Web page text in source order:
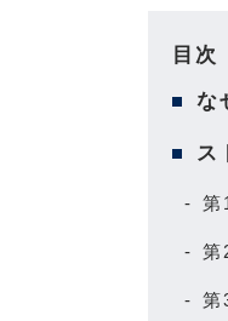
目次
な
ス
第
第
第